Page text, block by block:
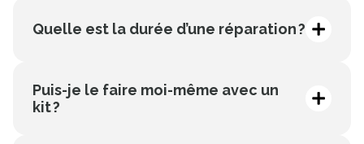
bonne peinture.
Quelle est la durée d’une réparation ?
complexité.
Puis-je le faire moi-même avec un
kit ?